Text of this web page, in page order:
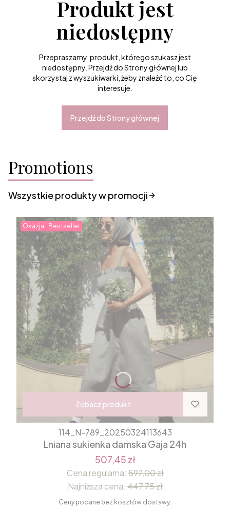
Produkt jest
niedostępny
Przepraszamy, produkt, którego szukasz jest
niedostępny. Przejdź do Strony głównej lub
skorzystaj z wyszukiwarki, żeby znaleźć to, co Cię
interesuje.
Przejdź do Strony głównej
Promotions
Wszystkie produkty w promocji
Okazja Bestseller
Zobacz produkt
114_N-789_20250324113643
Lniana sukienka damska Gaja 24h
507,45 zł
Cena regularna: 597,00 zł
Najniższa cena: 447,75 zł
Ceny podane bez kosztów dostawy.